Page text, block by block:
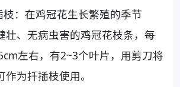
：在鸡冠花生长繁殖的季节
壮、无病虫害的鸡冠花枝条，每
左右，有2~3个叶片，用剪刀将
为扦插枝使用。